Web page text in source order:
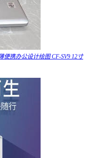
便携办公设计绘图 CF-SV9 12寸